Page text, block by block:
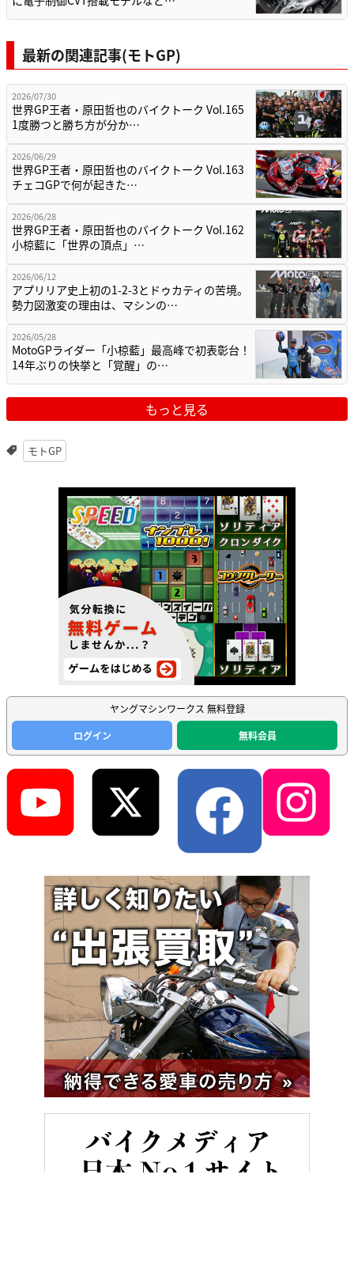
最新の関連記事(モトGP)
2026/07/30
世界GP王者・原田哲也のバイクトーク Vol.165
1度勝つと勝ち方が分か…
2026/06/29
世界GP王者・原田哲也のバイクトーク Vol.163
チェコGPで何が起きた…
2026/06/28
世界GP王者・原田哲也のバイクトーク Vol.162
小椋藍に「世界の頂点」…
2026/06/12
アプリリア史上初の1-2-3とドゥカティの苦境。
勢力図激変の理由は、マシンの…
2026/05/28
MotoGPライダー「小椋藍」最高峰で初表彰台！
14年ぶりの快挙と「覚醒」の…
もっと見る
モトGP
ヤングマシンワークス 無料登録
ログイン
無料会員